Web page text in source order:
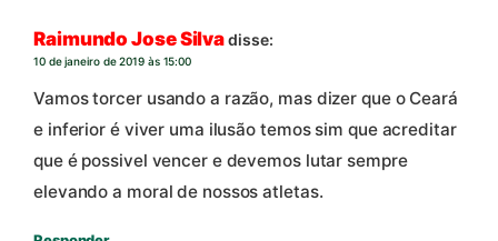
Raimundo Jose Silvadisse:
10 de janeiro de 2019 às 15:00
Vamos torcer usando a razão, mas dizer que o Ceará
e inferior é viver uma ilusão temos sim que acreditar
que é possivel vencer e devemos lutar sempre
elevando a moral de nossos atletas.